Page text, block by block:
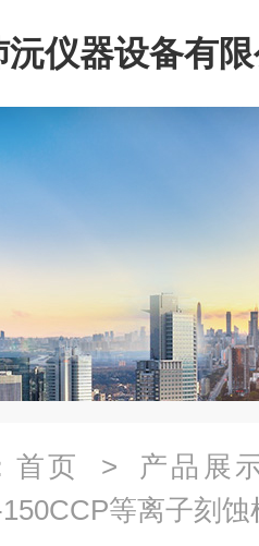
沅仪器设备有
首页 > 产品展
等离子刻